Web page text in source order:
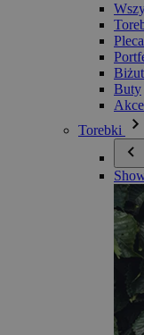
Buty
Torebki